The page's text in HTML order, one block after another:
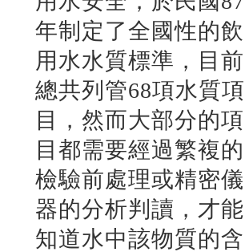
年制定了全國性的飲
用水水質標準，目前
總共列管68項水質項
目，然而大部分的項
目都需要經過繁複的
檢驗前處理或精密儀
器的分析判讀，才能
知道水中該物質的含